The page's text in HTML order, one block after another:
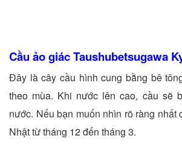
Cầu ảo giác Taushubetsugawa
Đây là cây cầu hình cung bằng bê
theo mùa. Khi nước lên cao, cầu sẽ
nước. Nếu bạn muốn nhìn rõ ràng nhất
Nhật từ tháng 12 đến tháng 3.